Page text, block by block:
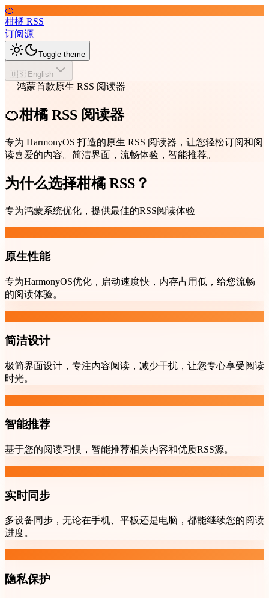
🍊
柑橘 RSS
订阅源
Toggle theme
🇺🇸 English
鸿蒙首款原生 RSS 阅读器
🍊柑橘 RSS 阅读器
专为 HarmonyOS 打造的原生 RSS 阅读器，让您轻松订阅和阅
读喜爱的内容。简洁界面，流畅体验，智能推荐。
为什么选择柑橘 RSS？
专为鸿蒙系统优化，提供最佳的RSS阅读体验
原生性能
专为HarmonyOS优化，启动速度快，内存占用低，给您流畅
的阅读体验。
简洁设计
极简界面设计，专注内容阅读，减少干扰，让您专心享受阅读
时光。
智能推荐
基于您的阅读习惯，智能推荐相关内容和优质RSS源。
实时同步
多设备同步，无论在手机、平板还是电脑，都能继续您的阅读
进度。
隐私保护